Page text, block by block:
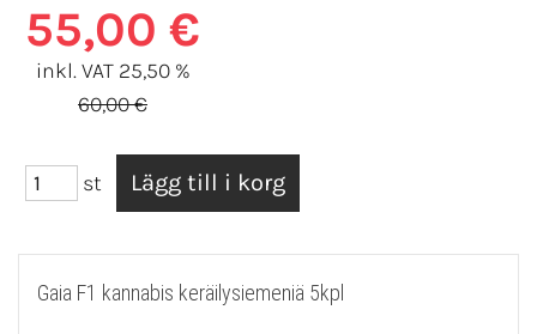
55,00 €
inkl. VAT 25,50 %
60,00 €
st
Gaia F1 kannabis keräilysiemeniä 5kpl